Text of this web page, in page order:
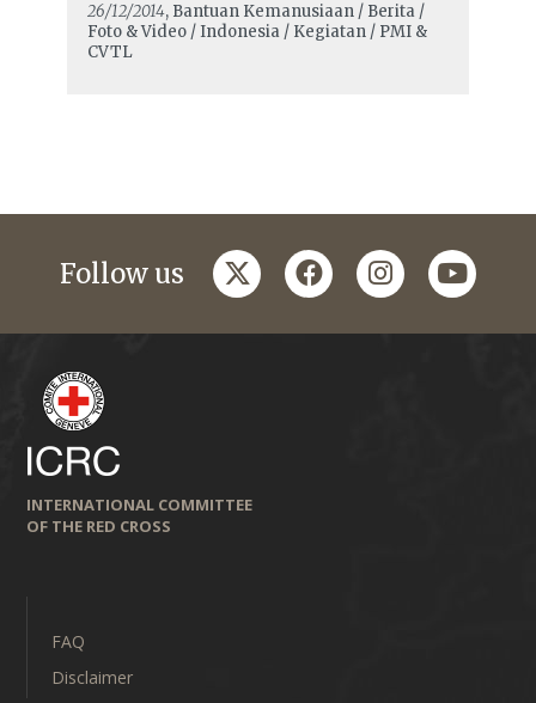
26/12/2014, Bantuan Kemanusiaan / Berita /
Foto & Video / Indonesia / Kegiatan / PMI &
CVTL
Follow us twitterfacebookinstagramyoutube
INTERNATIONAL COMMITTEE
OF THE RED CROSS
FAQ
Disclaimer